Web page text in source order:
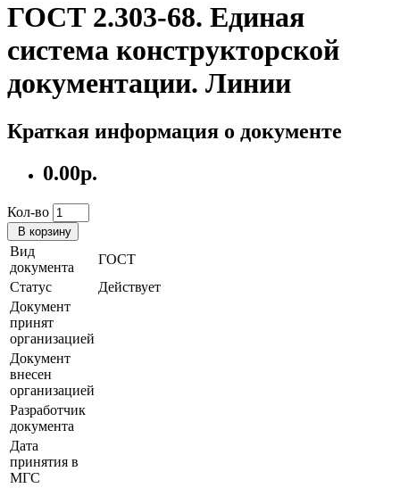
ГОСТ 2.303-68. Единая
система конструкторской
документации. Линии
Краткая информация о документе
0.00р.
Кол-во
В корзину
Вид
документа
ГОСТ
Статус
Действует
Документ
принят
организацией
Документ
внесен
организацией
Разработчик
документа
Дата
принятия в
МГС